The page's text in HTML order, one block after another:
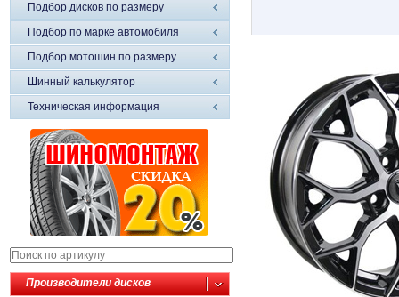
Подбор дисков по размеру
Подбор по марке автомобиля
Подбор мотошин по размеру
Шинный калькулятор
Техническая информация
Производители дисков